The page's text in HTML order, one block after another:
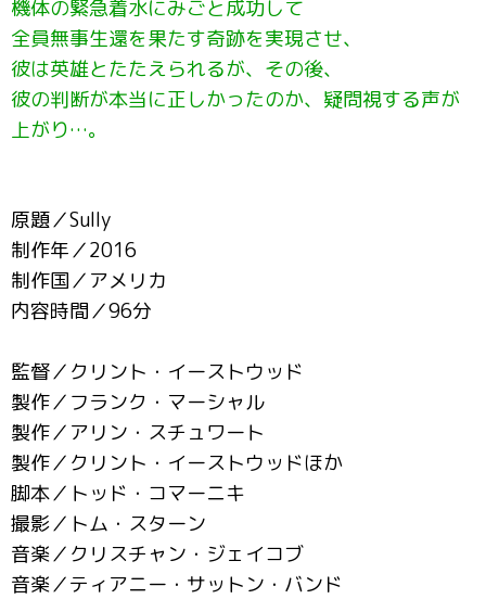
機体の緊急着水にみごと成功して
全員無事生還を果たす奇跡を実現させ、
彼は英雄とたたえられるが、その後、
彼の判断が本当に正しかったのか、疑問視する声が
上がり…。
原題／Sully
制作年／2016
制作国／アメリカ
内容時間／96分
監督／クリント・イーストウッド
製作／フランク・マーシャル
製作／アリン・スチュワート
製作／クリント・イーストウッドほか
脚本／トッド・コマーニキ
撮影／トム・スターン
音楽／クリスチャン・ジェイコブ
音楽／ティアニー・サットン・バンド